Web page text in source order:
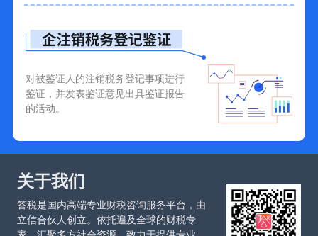
对被鉴证人的注销税务登记事项进行
鉴证，并发表鉴证意见出具鉴证报告
的活动。
关于我们
答税是国内高端专业财税咨询服务平台，由
立信合伙人创立。依托遍及全球的财税专